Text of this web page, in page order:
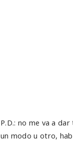
P.D.: no me va a
un modo u otro,